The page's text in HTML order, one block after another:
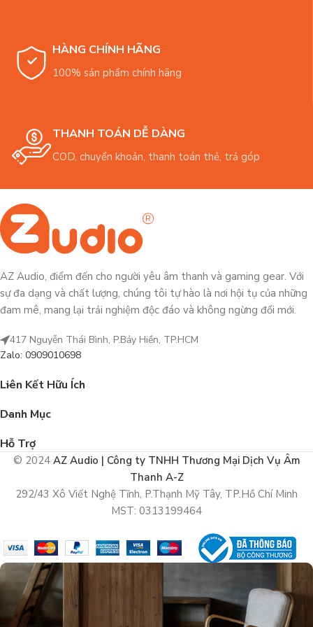
HÀNG CHÍNH HÃNG
100% sản phẩm chính hãng
THANH TOÁN DỄ DÀNG
COD, chuyển khoản, thanh toán thẻ, trả góp
AZ Audio, điểm đến cho người yêu âm thanh và gaming gear. Với
sự đa dạng và chất lượng, chúng tôi tự hào là nơi hội tụ của những
đam mê, mang lại trải nghiệm độc đáo và không ngừng đổi mới.
417 Nguyễn Thái Bình, P.Bảy Hiền, TP.HCM
Zalo: 0909010698
Liên Kết Hữu Ích
Danh Mục
Hỗ Trợ
© 2024 AZ Audio | Công ty TNHH Thương Mại Dịch Vụ Âm
Thanh A-Z
292/43 Xô Viết Nghệ Tĩnh, P.Thạnh Mỹ Tây, TP.Hồ Chí Minh
MST: 0313199464